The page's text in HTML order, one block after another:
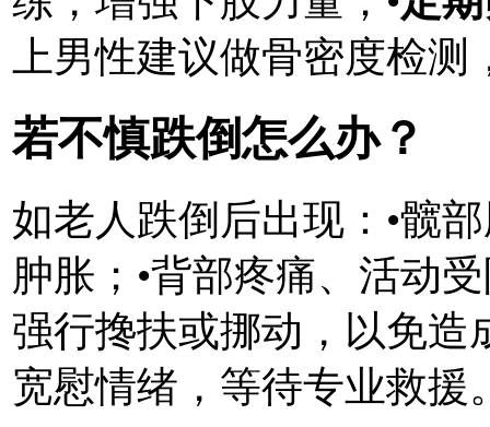
上男性建议做骨密度检
若不慎跌倒怎么办？
如老人跌倒后出现：•髋
肿胀；•背部疼痛、活动
强行搀扶或挪动，以免造
宽慰情绪，等待专业救援